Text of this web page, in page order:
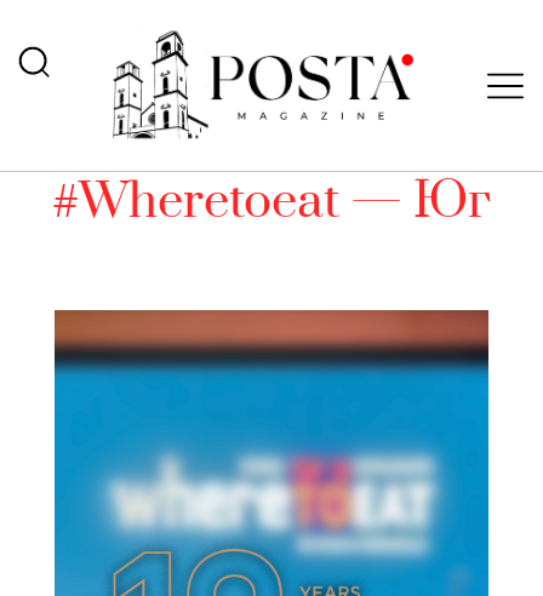
#Wheretoeat — Юг